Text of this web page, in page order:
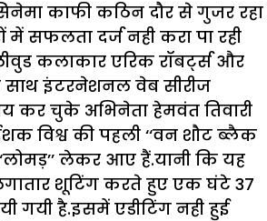
काफी कठिन दौर से गुजर रहा
में सफलता दर्ज नही करा पा रही
कलाकार एरिक रॉबर्ट्स और
साथ इंटरनेशनल वेब सीरीज
कर चुके अभिनेता हेमवंत तिवारी
विश्व की पहली ‘‘वन शौट ब्लैक
लेकर आए हैं.यानी कि यह
शूटिंग करते हुए एक घंटे 37
गयी है.इसमें एडीटिंग नही हुई